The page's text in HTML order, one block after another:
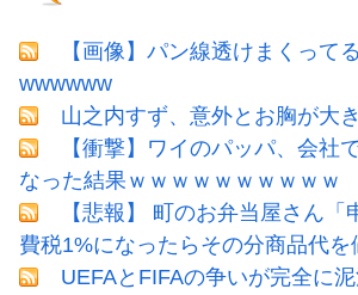
【画像】パン線透けまくって
wwwwww
山之内すず、意外とお胸が大
【衝撃】ワイのパッパ、会社
なった結果ｗｗｗｗｗｗｗｗｗｗ
【悲報】 町のお弁当屋さん「
費税1%になったらその分商品代を
UEFAとFIFAの争いが完全に泥